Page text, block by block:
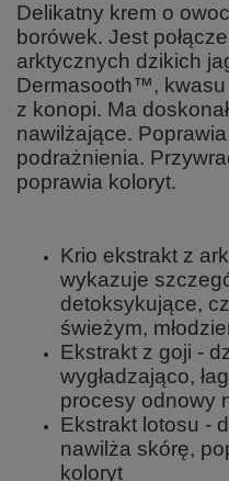
Delikatny krem o
borówek. Jest
arktycznych dzikich
Dermasooth™,
z konopi. Ma
nawilżające.
podrażnienia.
poprawia koloryt.
Krio ekstrakt z
wykazuje
detoksykujące,
świeżym,
Ekstrakt z goji -
wygładzająco,
procesy odnowy
Ekstrakt lotosu -
nawilża skórę,
koloryt